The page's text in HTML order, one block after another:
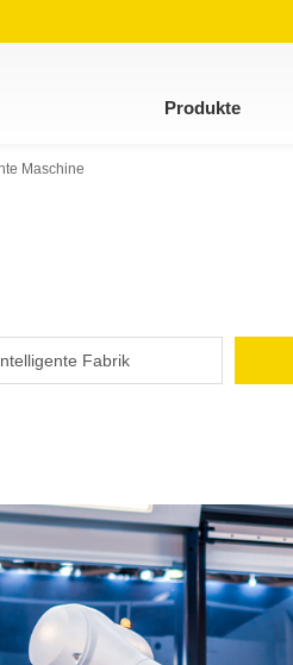
Produkte
Maschine
Fabrik